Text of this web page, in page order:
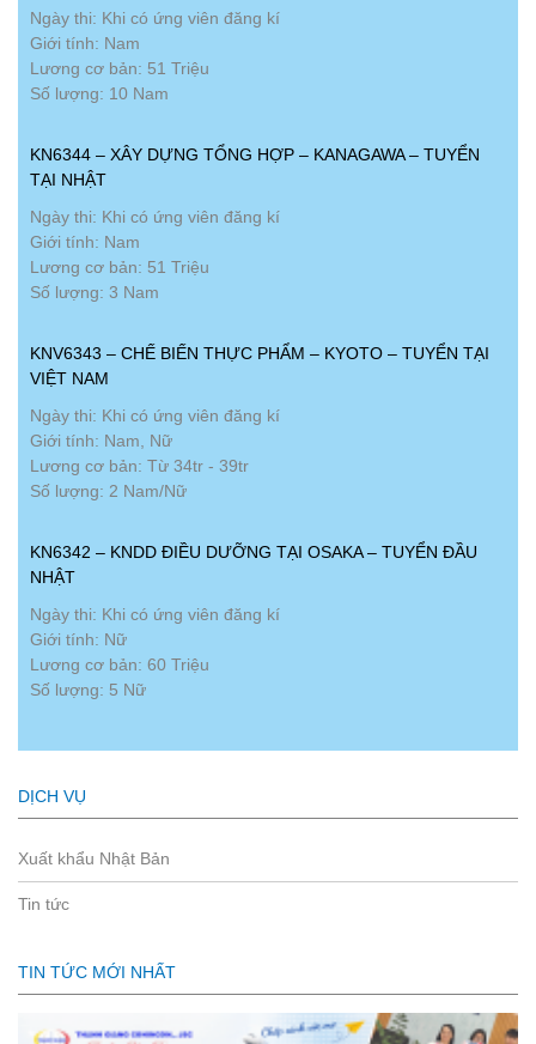
Ngày thi: Khi có ứng viên đăng kí
Giới tính: Nam
Lương cơ bản: 51 Triệu
Số lượng: 10 Nam
KN6344 – XÂY DỰNG TỔNG HỢP – KANAGAWA – TUYỂN
TẠI NHẬT
Ngày thi: Khi có ứng viên đăng kí
Giới tính: Nam
Lương cơ bản: 51 Triệu
Số lượng: 3 Nam
KNV6343 – CHẾ BIẾN THỰC PHẨM – KYOTO – TUYỂN TẠI
VIỆT NAM
Ngày thi: Khi có ứng viên đăng kí
Giới tính: Nam, Nữ
Lương cơ bản: Từ 34tr - 39tr
Số lượng: 2 Nam/Nữ
KN6342 – KNDD ĐIỀU DƯỠNG TẠI OSAKA – TUYỂN ĐẦU
NHẬT
Ngày thi: Khi có ứng viên đăng kí
Giới tính: Nữ
Lương cơ bản: 60 Triệu
Số lượng: 5 Nữ
DỊCH VỤ
Xuất khẩu Nhật Bản
Tin tức
TIN TỨC MỚI NHẤT